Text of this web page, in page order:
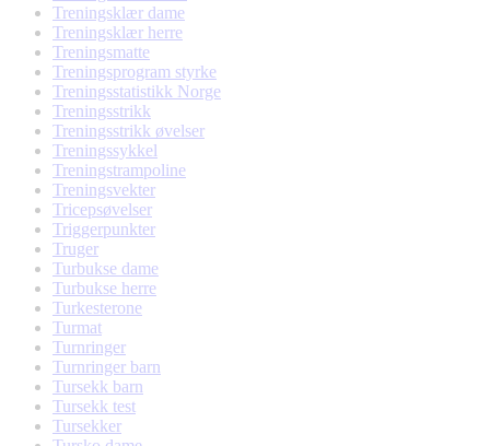
Treningsklær dame
Treningsklær herre
Treningsmatte
Treningsprogram styrke
Treningsstatistikk Norge
Treningsstrikk
Treningsstrikk øvelser
Treningssykkel
Treningstrampoline
Treningsvekter
Tricepsøvelser
Triggerpunkter
Truger
Turbukse dame
Turbukse herre
Turkesterone
Turmat
Turnringer
Turnringer barn
Tursekk barn
Tursekk test
Tursekker